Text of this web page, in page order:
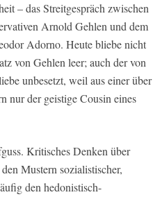
– das Streitgespräch zwischen
Arnold Gehlen und dem
Adorno. Heute bliebe nicht
von Gehlen leer; auch der von
unbesetzt, weil aus einer über
nur der geistige Cousin eines
Kritisches Denken über
Mustern sozialistischer,
den hedonistisch-